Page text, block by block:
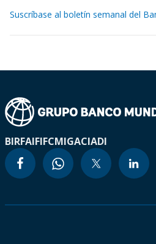
Suscríbase al boletín semanal del
BIRFAIFIFCMIGACIADI